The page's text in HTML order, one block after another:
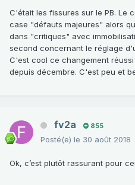
C'était les fissures sur le PB. Le
case "défauts majeures" alors
dans "critiques" avec
second concernant le réglage
C'est cool ce changement
depuis décembre. C'est peu et
fv2a 855
Posté(e) le 30 août 2018
Ok, c’est plutôt rassurant pour